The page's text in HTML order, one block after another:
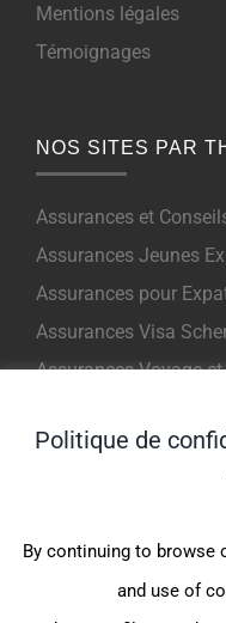
Mentions légales
Témoignages
NOS SITES PAR
Assurances et
Assurances Jeunes
Assurances pour
Assurances Visa
Assurances Voyage
NOS PRODUITS
Politique de
By continuing to browse
and use of